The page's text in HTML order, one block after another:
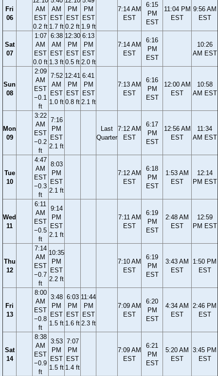
Fri
06
AM
EST
0.2 ft
AM
EST
1.7 ft
PM
EST
0.2 ft
PM
EST
1.9 ft
7:14 AM
EST
6:15
PM
EST
11:04 PM
EST
9:56 AM
EST
Sat
07
1:07
AM
EST
0.0 ft
6:38
AM
EST
1.3 ft
12:30
PM
EST
0.5 ft
6:13
PM
EST
2.0 ft
7:14 AM
EST
6:16
PM
EST
10:26
AM EST
Sun
08
2:09
AM
EST
−0.1
ft
7:52
AM
EST
1.0 ft
12:41
PM
EST
0.8 ft
6:41
PM
EST
2.1 ft
7:13 AM
EST
6:16
PM
EST
12:00 AM
EST
10:58
AM EST
Mon
09
3:22
AM
EST
−0.2
ft
7:16
PM
EST
2.1 ft
Last
Quarter
7:12 AM
EST
6:17
PM
EST
12:56 AM
EST
11:34
AM EST
Tue
10
4:47
AM
EST
−0.3
ft
8:03
PM
EST
2.1 ft
7:12 AM
EST
6:18
PM
EST
1:53 AM
EST
12:14
PM EST
Wed
11
6:11
AM
EST
−0.5
ft
9:14
PM
EST
2.1 ft
7:11 AM
EST
6:19
PM
EST
2:48 AM
EST
12:59
PM EST
Thu
12
7:14
AM
EST
−0.7
ft
10:35
PM
EST
2.2 ft
7:10 AM
EST
6:19
PM
EST
3:43 AM
EST
1:50 PM
EST
Fri
13
8:00
AM
EST
−0.8
ft
3:48
PM
EST
1.5 ft
6:03
PM
EST
1.6 ft
11:44
PM
EST
2.3 ft
7:09 AM
EST
6:20
PM
EST
4:34 AM
EST
2:46 PM
EST
Sat
14
8:38
AM
EST
−0.9
ft
3:53
PM
EST
1.5 ft
7:07
PM
EST
1.4 ft
7:09 AM
EST
6:21
PM
EST
5:20 AM
EST
3:45 PM
EST